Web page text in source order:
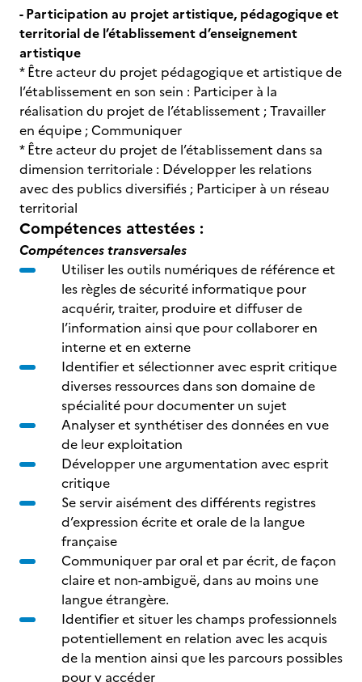
- Participation au projet artistique, pédagogique et
territorial de l’établissement d’enseignement
artistique
* Être acteur du projet pédagogique et artistique de
l’établissement en son sein : Participer à la
réalisation du projet de l’établissement ; Travailler
en équipe ; Communiquer
* Être acteur du projet de l’établissement dans sa
dimension territoriale : Développer les relations
avec des publics diversifiés ; Participer à un réseau
territorial
Compétences attestées :
Compétences transversales
Utiliser les outils numériques de référence et
les règles de sécurité informatique pour
acquérir, traiter, produire et diffuser de
l’information ainsi que pour collaborer en
interne et en externe
Identifier et sélectionner avec esprit critique
diverses ressources dans son domaine de
spécialité pour documenter un sujet
Analyser et synthétiser des données en vue
de leur exploitation
Développer une argumentation avec esprit
critique
Se servir aisément des différents registres
d’expression écrite et orale de la langue
française
Communiquer par oral et par écrit, de façon
claire et non-ambiguë, dans au moins une
langue étrangère.
Identifier et situer les champs professionnels
potentiellement en relation avec les acquis
de la mention ainsi que les parcours possibles
pour y accéder